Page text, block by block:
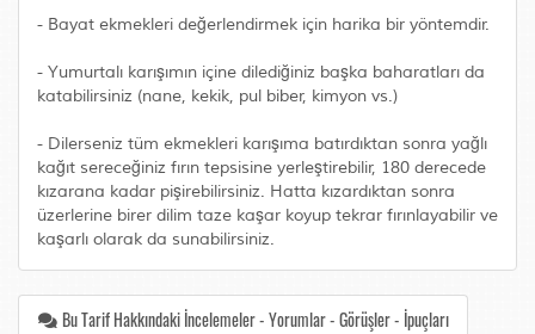
- Bayat ekmekleri değerlendirmek için harika bir yöntemdir.
- Yumurtalı karışımın içine dilediğiniz başka baharatları da
katabilirsiniz (nane, kekik, pul biber, kimyon vs.)
- Dilerseniz tüm ekmekleri karışıma batırdıktan sonra yağlı
kağıt sereceğiniz fırın tepsisine yerleştirebilir, 180 derecede
kızarana kadar pişirebilirsiniz. Hatta kızardıktan sonra
üzerlerine birer dilim taze kaşar koyup tekrar fırınlayabilir ve
kaşarlı olarak da sunabilirsiniz.
Bu Tarif Hakkındaki İncelemeler - Yorumlar - Görüşler - İpuçları